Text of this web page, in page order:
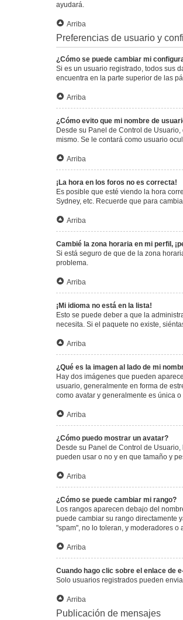
ayudará.
Arriba
Preferencias de usuario y
¿Cómo se puede cambiar mi
Si es un usuario registrado, todos sus
encuentra en la parte superior de las
Arriba
¿Cómo evito que mi nombre de
Desde su Panel de Control de
mismo. Se le contará como usuario
Arriba
¡La hora en los foros no es correcta!
Es posible que esté viendo la hora
Sydney, etc. Recuerde que para
Arriba
Cambié la zona horaria en mi perfil,
Si está seguro de que de la zona
problema.
Arriba
¡Mi idioma no está en la lista!
Esto se puede deber a que la
necesita. Si el paquete no existe,
Arriba
¿Qué es la imagen al lado de mi
Hay dos imágenes que pueden
usuario, generalmente en forma de
como avatar y generalmente es única
Arriba
¿Cómo puedo mostrar un avatar?
Desde su Panel de Control de
pueden usar o no y en que tamaño y
Arriba
¿Cómo se puede cambiar mi rango?
Los rangos aparecen debajo del
puede cambiar su rango directamente
"spam", no lo toleran, y moderadores
Arriba
Cuando hago clic sobre el enlace de
Solo usuarios registrados pueden
Arriba
Publicación de mensajes